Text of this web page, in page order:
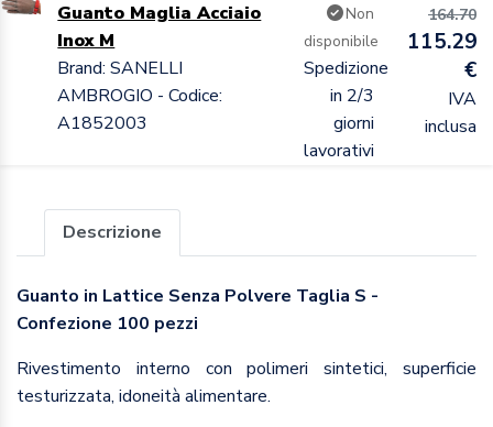
Guanto Maglia Acciaio
Inox M
Brand: SANELLI
AMBROGIO - Codice:
A1852003
Non
disponibile
Spedizione
in 2/3
giorni
lavorativi
164.70
115.29
€
IVA
inclusa
Descrizione
Guanto in Lattice Senza Polvere Taglia S -
Confezione 100 pezzi
Rivestimento interno con polimeri sintetici, superficie
testurizzata, idoneità alimentare.